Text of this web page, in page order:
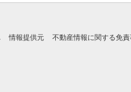
情報提供元 不動産情報に関する免